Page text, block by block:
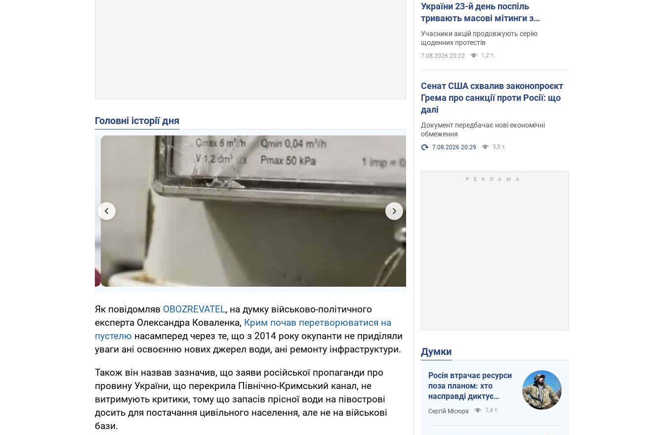
Головні історії дня
Як повідомляв OBOZREVATEL, на думку військово-політичного
експерта Олександра Коваленка, Крим почав перетворюватися на
пустелю насамперед через те, що з 2014 року окупанти не приділяли
уваги ані освоєнню нових джерел води, ані ремонту інфраструктури.
Також він назвав зазначив, що заяви російської пропаганди про
провину України, що перекрила Північно-Кримський канал, не
витримують критики, тому що запасів прісної води на півострові
досить для постачання цивільного населення, але не на військові
бази.
України 23-й день поспіль
тривають масові мітинги з
картонками. Фото і відео
Учасники акцій продовжують серію
щоденних протестів
7.08.2026 20:22 1,2 т.
Сенат США схвалив законопроєкт
Грема про санкції проти Росії: що
далі
Документ передбачає нові економічні
обмеження
7.08.2026 20:29 3,0 т.
Думки
Росія втрачає ресурси
поза планом: хто
насправді диктує
темп війни
Сергій Місюра 7,4 т.